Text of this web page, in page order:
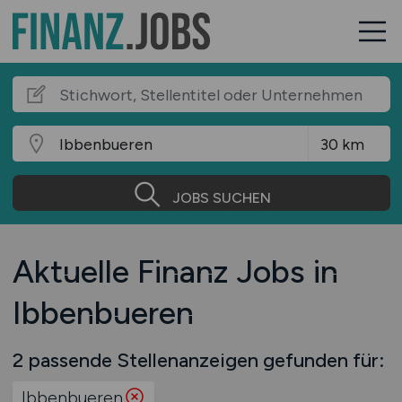
JOBS SUCHEN
Aktuelle Finanz Jobs in
Ibbenbueren
2 passende Stellenanzeigen gefunden für:
Ibbenbueren